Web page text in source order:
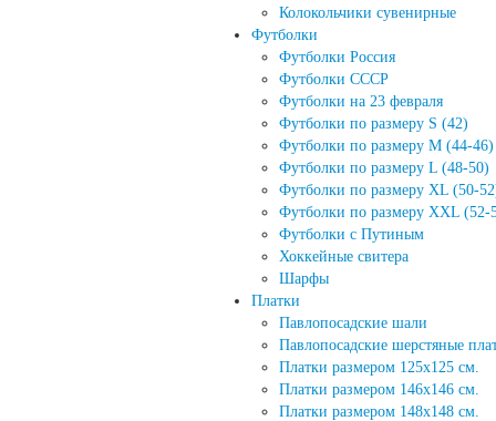
Колокольчики сувенирные
Футболки
Футболки Россия
Футболки СССР
Футболки на 23 февраля
Футболки по размеру S (42)
Футболки по размеру М (44-46)
Футболки по размеру L (48-50)
Футболки по размеру XL (50-
Футболки по размеру XXL (52-
Футболки с Путиным
Хоккейные свитера
Шарфы
Платки
Павлопосадские шали
Павлопосадские шерстяные
Платки размером 125х125 см.
Платки размером 146х146 см.
Платки размером 148х148 см.